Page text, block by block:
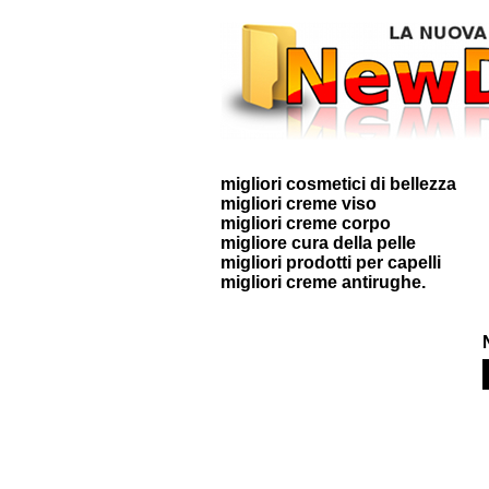
migliori cosmetici di bellezza
migliori creme viso
migliori creme corpo
migliore cura della pelle
migliori prodotti per capelli
migliori creme antirughe.